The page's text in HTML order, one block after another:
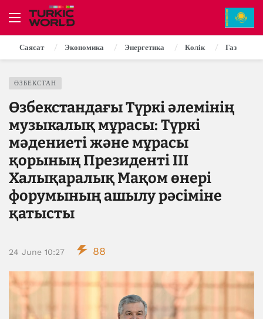
Саясат Экономика Энергетика Көлік Газ
ӨЗБЕКСТАН
Өзбекстандағы Түркі әлемінің
музыкалық мұрасы: Түркі
мәдениеті және мұрасы
қорының Президенті III
Халықаралық Мақом өнері
форумының ашылу рәсіміне
қатысты
24 June 10:27 88